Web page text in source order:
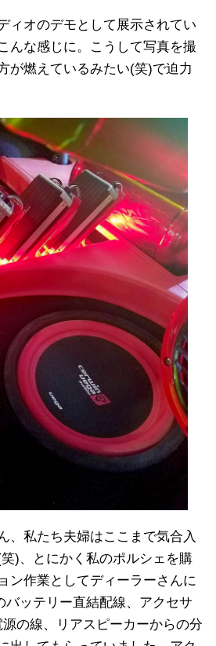
ィオのデモとして展示されてい
んな感じに。こうして写真を撮
が燃えているみたい(笑)で迫力
、私たち夫婦はここまで気合入
)、とにかく私のポルシェを購
ン作業としてディーラーさんに
バッテリー直結配線、アクセサ
の線、リアスピーカーからの分